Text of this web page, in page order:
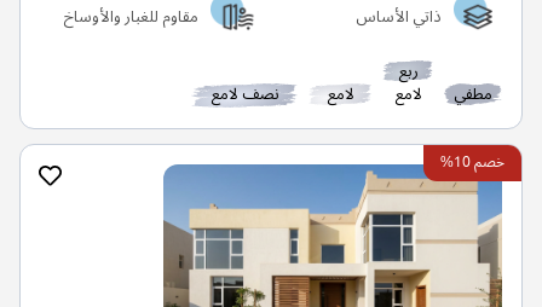
ذاتي الأساس
مقاوم للغبار والأوساخ
مطفي
ربع
لامع لامع نصف لامع
خصم 10%